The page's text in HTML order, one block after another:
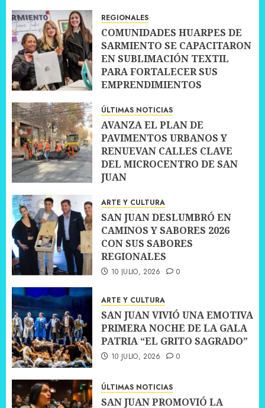
REGIONALES
COMUNIDADES HUARPES DE
SARMIENTO SE CAPACITARON
EN SUBLIMACIÓN TEXTIL
PARA FORTALECER SUS
EMPRENDIMIENTOS
ÚLTIMAS NOTICIAS
AVANZA EL PLAN DE
PAVIMENTOS URBANOS Y
RENUEVAN CALLES CLAVE
DEL MICROCENTRO DE SAN
JUAN
ARTE Y CULTURA
SAN JUAN DESLUMBRÓ EN
CAMINOS Y SABORES 2026
CON SUS SABORES
REGIONALES
10 JULIO, 2026 0
ARTE Y CULTURA
SAN JUAN VIVIÓ UNA EMOTIVA
PRIMERA NOCHE DE LA GALA
PATRIA “EL GRITO SAGRADO”
10 JULIO, 2026 0
ÚLTIMAS NOTICIAS
SAN JUAN PROMOVIÓ LA